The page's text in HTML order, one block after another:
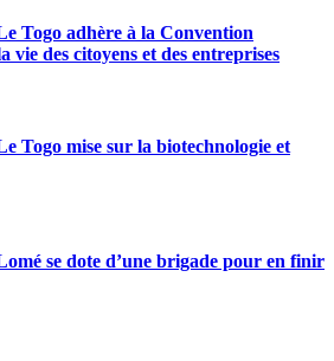
Togo adhère à la Convention
des citoyens et des entreprises
Togo mise sur la biotechnologie et
se dote d’une brigade pour en finir